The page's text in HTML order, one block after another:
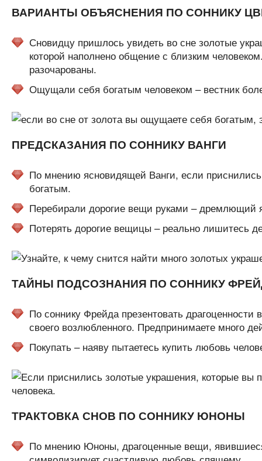
ВАРИАНТЫ ОБЪЯСНЕНИЯ ПО СОННИКУ
Сновидцу пришлось увидеть во сне золотые
которой наполнено общение с близким
разочарованы.
Ощущали себя богатым человеком – вестник
ПРЕДСКАЗАНИЯ ПО СОННИКУ ВАНГИ
По мнению ясновидящей Ванги, если
богатым.
Перебирали дорогие вещи руками – дремлющий
Потерять дорогие вещицы – реально лишитесь
ТАЙНЫ ПОДСОЗНАНИЯ ПО СОННИКУ
По соннику Фрейда презентовать
своего возлюбленного. Предпринимаете много
Покупать – наяву пытаетесь купить любовь
ТРАКТОВКА СНОВ ПО СОННИКУ ЮНОНЫ
По мнению Юноны, драгоценные вещи,